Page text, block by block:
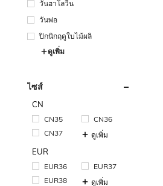
วันฮาโลวีน
วันพ่อ
ปิกนิกฤดูใบไม้ผลิ
ดูเพิ่ม
ไซส์
CN
CN35
CN36
CN37
ดูเพิ่ม
EUR
EUR36
EUR37
EUR38
ดูเพิ่ม